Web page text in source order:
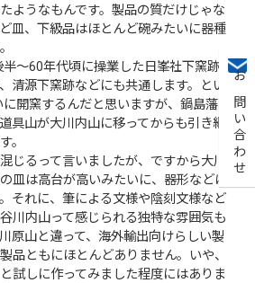
お問い合わせ
ようなもんです。製品の質だけじゃな
皿、下級品はほとんど碗みたいに器種
～60年代頃に操業した日峯社下窯跡
清源下窯跡などにも共通します。とい
開窯するんだと思いますが、鍋島藩窯
具山が大川内山に移ってからも引き継
。
じるって言いましたが、ですから大川
皿は高台が高いみたいに、器形などは
それに、筆による文様や陰刻文様など
川内山って感じられる独特な雰囲気も
原山と違って、海外輸出向けらしい製
品ともにほとんどありません。いや、
試しに作ってみました程度にはありま